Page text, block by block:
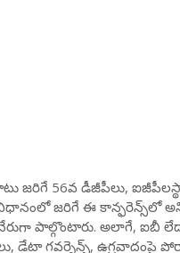
జరిగే 56వ డీజీపీలు,
జరిగే ఈ కాన్ఫరెన్స్‌లో
పాల్గొంటారు. అలాగే, ఐబీ
డేటా గవర్నెన్స్, ఉగ్రవాదంపై